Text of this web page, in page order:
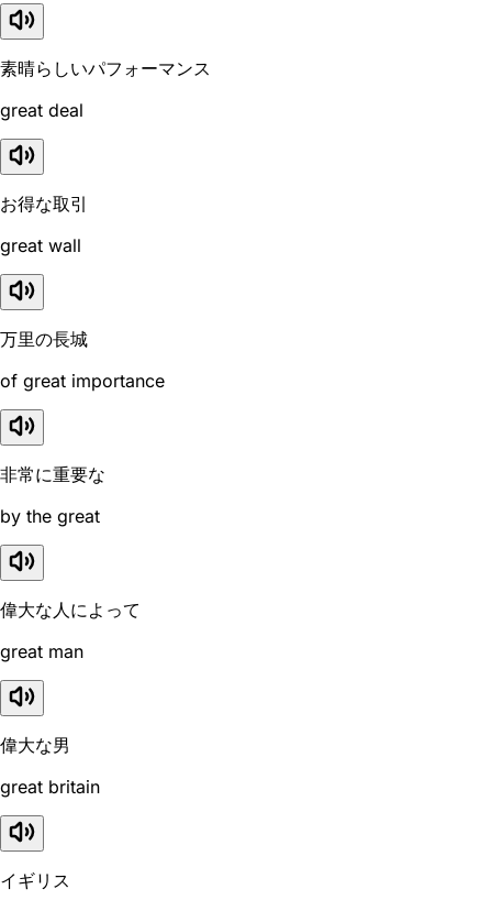
素晴らしいパフォーマンス
great deal
お得な取引
great wall
万里の長城
of great importance
非常に重要な
by the great
偉大な人によって
great man
偉大な男
great britain
イギリス